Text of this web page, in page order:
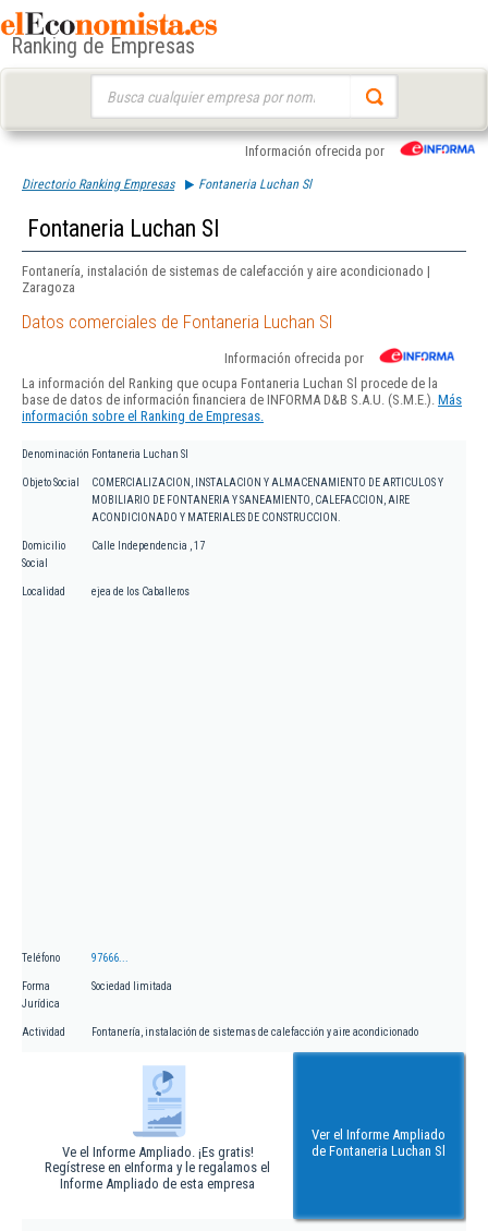
Ranking de Empresas
Información ofrecida por
Directorio Ranking Empresas Fontaneria Luchan Sl
Fontaneria Luchan Sl
Fontanería, instalación de sistemas de calefacción y aire acondicionado |
Zaragoza
Datos comerciales de Fontaneria Luchan Sl
Información ofrecida por
La información del Ranking que ocupa Fontaneria Luchan Sl procede de la
base de datos de información financiera de INFORMA D&B S.A.U. (S.M.E.). Más
información sobre el Ranking de Empresas.
Denominación Fontaneria Luchan Sl
Objeto Social
COMERCIALIZACION, INSTALACION Y ALMACENAMIENTO DE ARTICULOS Y
MOBILIARIO DE FONTANERIA Y SANEAMIENTO, CALEFACCION, AIRE
ACONDICIONADO Y MATERIALES DE CONSTRUCCION.
Domicilio
Social
Calle Independencia , 17
Localidad ejea de los Caballeros
Teléfono 97666...
Forma
Jurídica
Sociedad limitada
Actividad Fontanería, instalación de sistemas de calefacción y aire acondicionado
Ve el Informe Ampliado. ¡Es gratis!
Regístrese en eInforma y le regalamos el
Informe Ampliado de esta empresa
Ver el Informe Ampliado
de Fontaneria Luchan Sl